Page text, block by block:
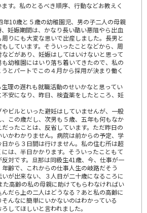
す。私のとるべき順序、行動などお教えく
年10歳と５歳の幼稚園児、男の子二人の母親
妊娠期間は、かなり長い酷い悪阻やら出血
りにも大変な思いで出産しました。長男と
しています。そういったことなどから、周
どがあり、妊娠はしてはいけないと思って
幼稚園にはいり落ち着いてきたので、私の
とパートでこの４月から採用が決まり働く
理の遅れも就職活動のせいかなと思ってい
安になり、昨日、検査薬をしたところ、妊
ビルといった避妊はしていませんが、一般
この歳だし、次男も５歳、五年も何もなか
ったことは、反省しています。ただ昨日の
かわかりません。病院は前からの予定、学
から３日間は行けません。私の住む所は超
は、半日かかります。そういったこともて
対です。旦那は同級生41歳、今、仕事が一
齢で、これからの仕事人生の岐路だそう
が出来ない、３人目が二十歳になるころに
た高齢の私の母親に助けてもらわなければい
だら上の二人はどうなる？あと私の高齢に
んなに簡単にいかないのはわかっている
してほしいと言われました。